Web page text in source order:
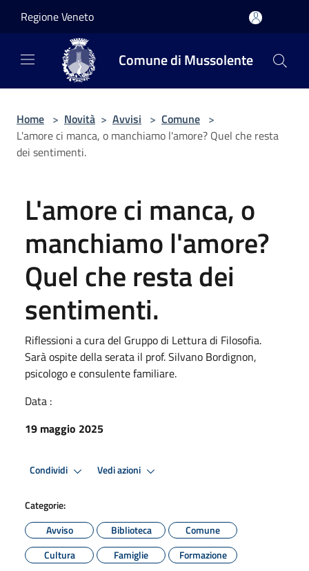
Regione Veneto
Comune di Mussolente
Home > Novità > Avvisi > Comune >
L'amore ci manca, o manchiamo l'amore? Quel che resta
dei sentimenti.
L'amore ci manca, o
manchiamo l'amore?
Quel che resta dei
sentimenti.
Riflessioni a cura del Gruppo di Lettura di Filosofia.
Sarà ospite della serata il prof. Silvano Bordignon,
psicologo e consulente familiare.
Data :
19 maggio 2025
Condividi Vedi azioni
Categorie:
Avviso
Biblioteca
Comune
Cultura
Famiglie
Formazione